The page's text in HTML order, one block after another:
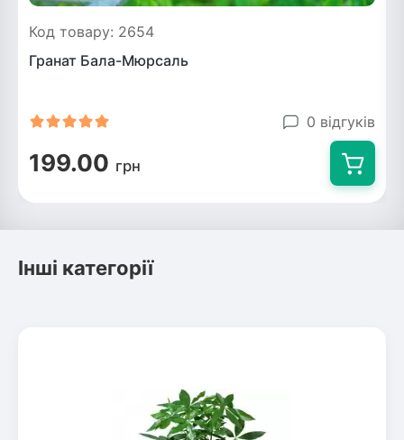
Код товару: 2654
Гранат Бала-Мюрсаль
0 відгуків
199.00 грн
Інші категорії